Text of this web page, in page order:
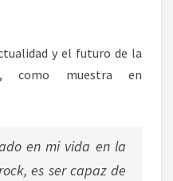
y el futuro de la
como muestra en
en mi vida en la
es ser capaz de